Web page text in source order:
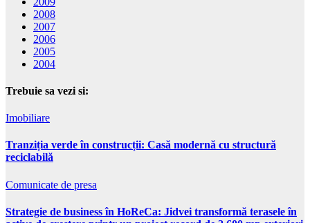
2008
2007
2006
2005
2004
Trebuie sa vezi si:
Imobiliare
Tranziția verde în construcții: Casă modernă cu structură
reciclabilă
Comunicate de presa
Strategie de business în HoReCa: Jidvei transformă terasele în